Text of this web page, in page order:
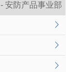
- 安防产品事业部